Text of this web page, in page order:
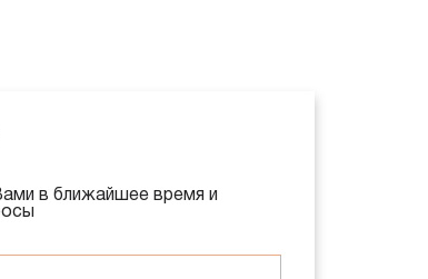
в ближайшее время и